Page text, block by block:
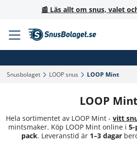
📰 Läs allt om snus, valet
Snusbolaget‎ LOOP snus‎ LOOP Mint‎
LOOP Mint
Hela sortimentet av LOOP Mint - vitt
mintsmaker. Köp LOOP Mint online i 5-
pack. Leveranstid är 1–3 dagar